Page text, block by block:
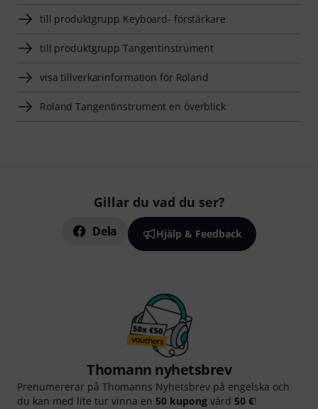
till produktgrupp Keyboard- förstärkare
till produktgrupp Tangentinstrument
visa tillverkarinformation för Roland
Roland Tangentinstrument en överblick
Gillar du vad du ser?
Dela Hjälp & Feedback
Thomann nyhetsbrev
Prenumererar på Thomanns Nyhetsbrev på engelska och
du kan med lite tur vinna en 50 kupong värd 50 €!